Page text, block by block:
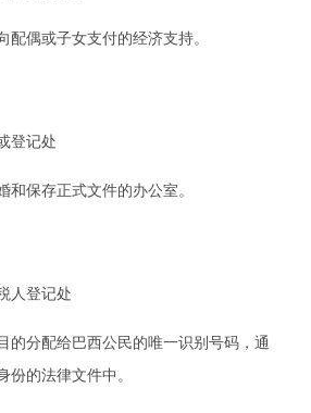
配偶或子女支付的经济支持。
登记处
和保存正式文件的办公室。
人登记处
的分配给巴西公民的唯一识别号码，通
份的法律文件中。